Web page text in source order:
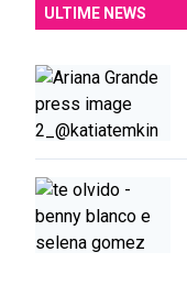
ULTIME NEWS